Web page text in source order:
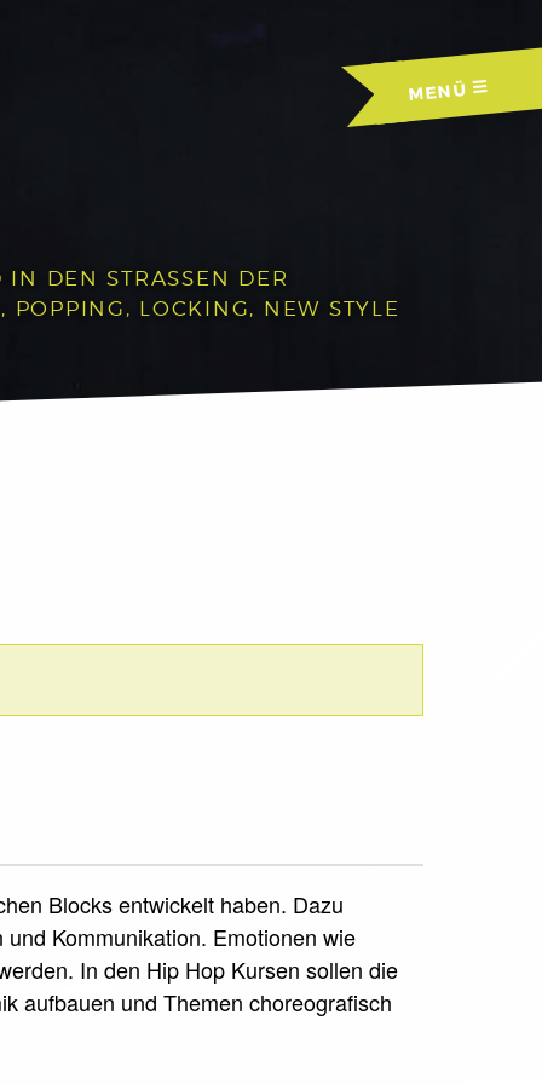
MENÜ
DEN STRASSEN DER A
LOCKING, NEW STYLE U
Blocks entwickelt haben. Dazu
Kommunikation. Emotionen wie
In den Hip Hop Kursen sollen die
aufbauen und Themen choreografisch